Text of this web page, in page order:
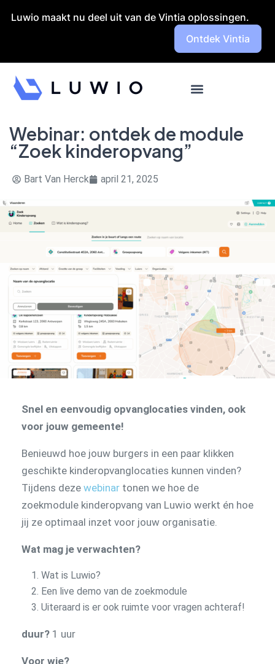
Luwio maakt nu deel uit van de Vintia oplossingen.
Ontdek Vintia
Webinar: ontdek de module
“Zoek kinderopvang”
Bart Van Herck april 21, 2025
Snel en eenvoudig opvanglocaties vinden, ook
voor jouw gemeente!
Benieuwd hoe jouw burgers in een paar klikken
geschikte kinderopvanglocaties kunnen vinden?
Tijdens deze webinar tonen we hoe de
zoekmodule kinderopvang van Luwio werkt én hoe
jij ze optimaal inzet voor jouw organisatie.
Wat mag je verwachten?
Wat is Luwio?
Een live demo van de zoekmodule
Uiteraard is er ook ruimte voor vragen achteraf!
duur? 1 uur
Voor wie?